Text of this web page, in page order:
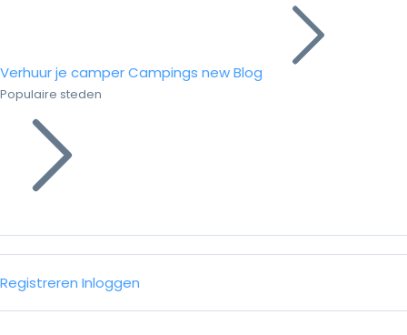
Verhuur je camperCampings newBlog
Populaire steden
Registreren Inloggen